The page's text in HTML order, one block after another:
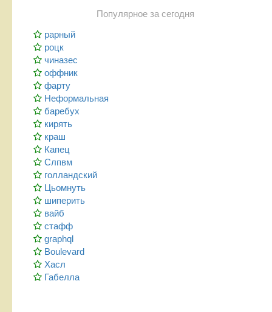
Популярное за сегодня
рарный
роцк
чиназес
оффник
фарту
Неформальная
баребух
кирять
краш
Капец
Слпвм
голландский
Цьомнуть
шиперить
вайб
стафф
graphql
Boulevard
Хасл
Габелла